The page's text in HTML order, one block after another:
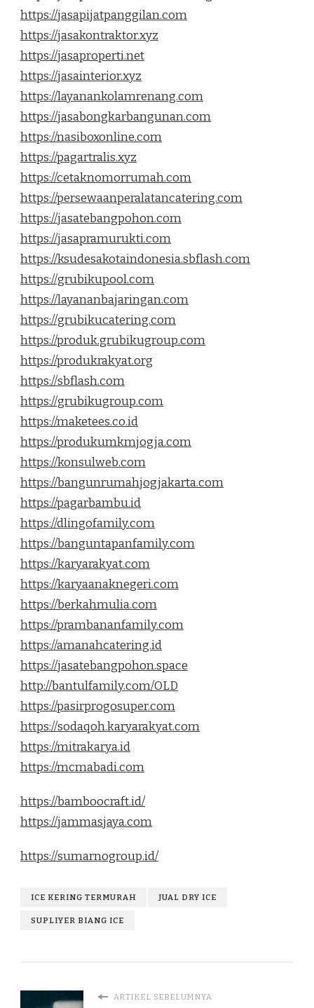
https://jasapijatpanggilan.com
https://jasakontraktor.xyz
https://jasaproperti.net
https://jasainterior.xyz
https://layanankolamrenang.com
https://jasabongkarbangunan.com
https://nasiboxonline.com
https://pagartralis.xyz
https://cetaknomorrumah.com
https://persewaanperalatancatering.com
https://jasatebangpohon.com
https://jasapramurukti.com
https://ksudesakotaindonesia.sbflash.com
https://grubikupool.com
https://layananbajaringan.com
https://grubikucatering.com
https://produk.grubikugroup.com
https://produkrakyat.org
https://sbflash.com
https://grubikugroup.com
https://maketees.co.id
https://produkumkmjogja.com
https://konsulweb.com
https://bangunrumahjogjakarta.com
https://pagarbambu.id
https://dlingofamily.com
https://banguntapanfamily.com
https://karyarakyat.com
https://karyaanaknegeri.com
https://berkahmulia.com
https://prambananfamily.com
https://amanahcatering.id
https://jasatebangpohon.space
http://bantulfamily.com/OLD
https://pasirprogosuper.com
https://sodaqoh.karyarakyat.com
https://mitrakarya.id
https://mcmabadi.com
https://bamboocraft.id/
https://jammasjaya.com
https://sumarnogroup.id/
ICE KERING TERMURAH JUAL DRY ICE
SUPLIYER BIANG ICE
ARTIKEL SEBELUMNYA